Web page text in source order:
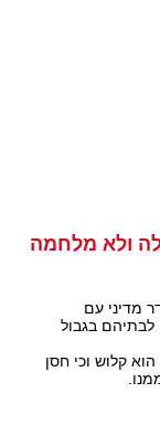
ולא מלחמה
מדיני עם
בגבול
הוא קלוש וכי חסן